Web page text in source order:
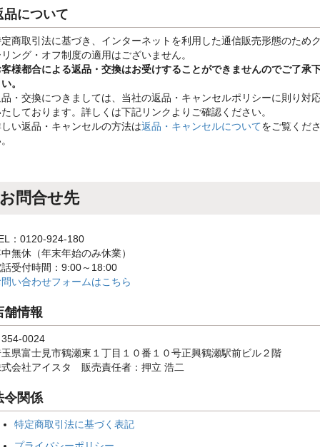
品について
商取引法に基づき、インターネットを利用した通信販売形態のため
ング・オフ制度の適用はございません。
様都合による返品・交換はお受けすることができませんのでご了承
。
・交換につきましては、当社の返品・キャンセルポリシーに則り対
しております。詳しくは下記リンクよりご確認ください。
い返品・キャンセルの方法は返品・キャンセルについてをご覧くだ
お問合せ先
：0120-924-180
無休（年末年始のみ休業）
受付時間：9:00～18:00
い合わせフォームはこちら
舗情報
0024
県富士見市鶴瀬東１丁目１０番１０号正興鶴瀬駅前ビル２階
会社アイスタ 販売責任者：押立 浩二
令関係
特定商取引法に基づく表記